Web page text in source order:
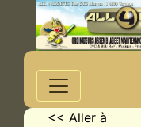
<< Aller à